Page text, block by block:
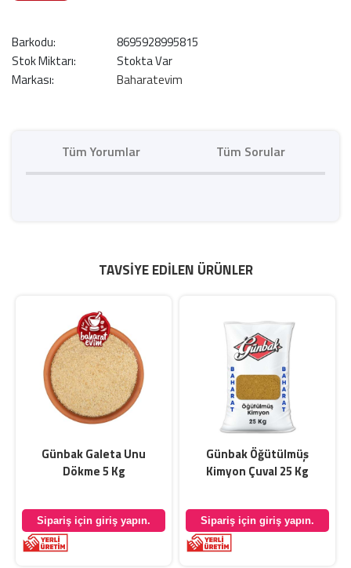
Barkodu:
8695928995815
Stok Miktarı:
Stokta Var
Markası:
Baharatevim
Tüm Yorumlar Tüm Sorular
TAVSIYE EDILEN ÜRÜNLER
Günbak Galeta Unu
Dökme 5 Kg
Sipariş için giriş yapın.
Günbak Öğütülmüş
Kimyon Çuval 25 Kg
Sipariş için giriş yapın.